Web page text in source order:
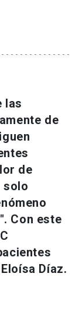
las
de
de
solo
Con este
Díaz.